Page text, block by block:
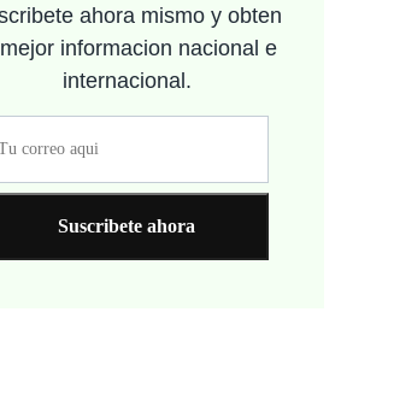
ahora mismo y obten
mejor informacion nacional e
internacional.
Suscribete ahora